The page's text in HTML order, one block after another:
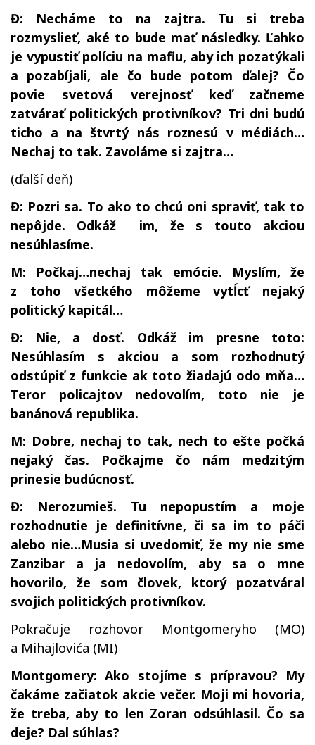
Đ: Necháme to na zajtra. Tu si treba
rozmyslieť, aké to bude mať následky. Ľahko
je vypustiť políciu na mafiu, aby ich pozatýkali
a pozabíjali, ale čo bude potom ďalej? Čo
povie svetová verejnosť keď začneme
zatvárať politických protivníkov? Tri dni budú
ticho a na štvrtý nás roznesú v médiách…
Nechaj to tak. Zavoláme si zajtra…
(ďalší deň)
Đ: Pozri sa. To ako to chcú oni spraviť, tak to
nepôjde. Odkáž im, že s touto akciou
nesúhlasíme.
M: Počkaj…nechaj tak emócie. Myslím, že
z toho všetkého môžeme vytĺcť nejaký
politický kapitál…
Đ: Nie, a dosť. Odkáž im presne toto:
Nesúhlasím s akciou a som rozhodnutý
odstúpiť z funkcie ak toto žiadajú odo mňa…
Teror policajtov nedovolím, toto nie je
banánová republika.
M: Dobre, nechaj to tak, nech to ešte počká
nejaký čas. Počkajme čo nám medzitým
prinesie budúcnosť.
Đ: Nerozumieš. Tu nepopustím a moje
rozhodnutie je definitívne, či sa im to páči
alebo nie…Musia si uvedomiť, že my nie sme
Zanzibar a ja nedovolím, aby sa o mne
hovorilo, že som človek, ktorý pozatváral
svojich politických protivníkov.
Pokračuje rozhovor Montgomeryho (MO)
a Mihajlovića (MI)
Montgomery: Ako stojíme s prípravou? My
čakáme začiatok akcie večer. Moji mi hovoria,
že treba, aby to len Zoran odsúhlasil. Čo sa
deje? Dal súhlas?